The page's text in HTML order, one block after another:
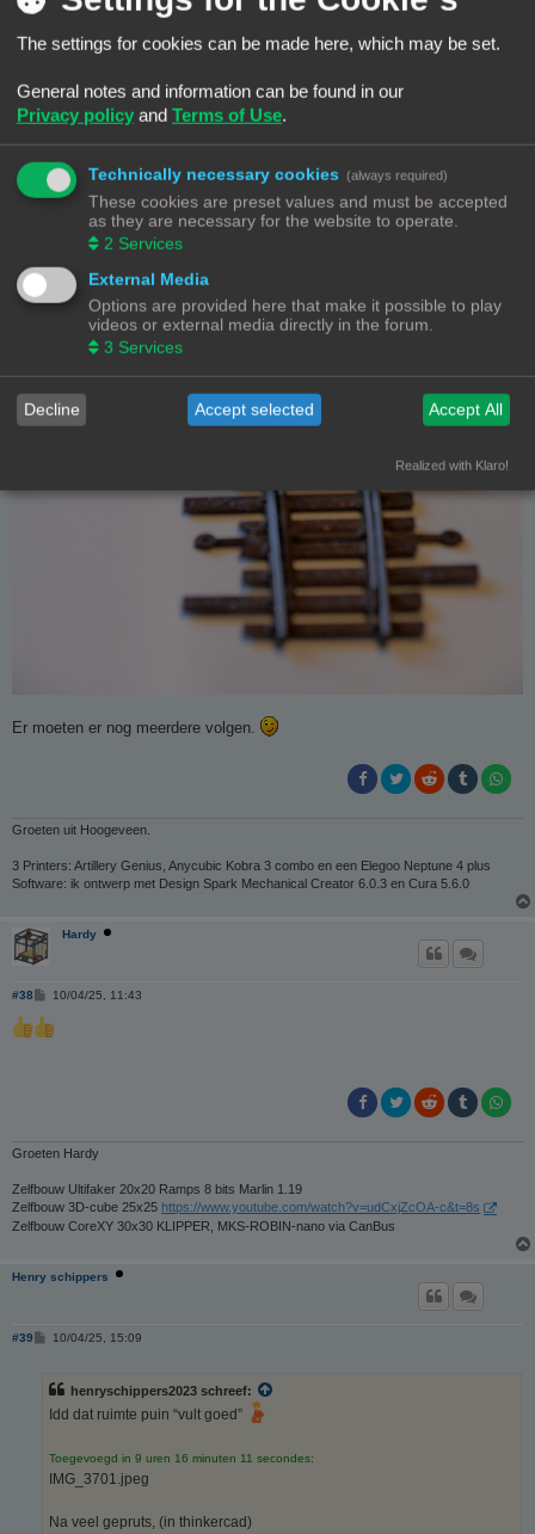
Er moeten er nog meerdere volgen.
Groeten uit Hoogeveen.
3 Printers: Artillery Genius, Anycubic Kobra 3 combo en een Elegoo Neptune 4 plus
Software: ik ontwerp met Design Spark Mechanical Creator 6.0.3 en Cura 5.6.0
Hardy
#38
B
r
i
10/04/25, 11:43
Groeten Hardy
Zelfbouw Ultifaker 20x20 Ramps 8 bits Marlin 1.19
Zelfbouw 3D-cube 25x25 https://www.youtube.com/watch?v=udCxjZcOA-c&t=8s
Zelfbouw CoreXY 30x30 KLIPPER, MKS-ROBIN-nano via CanBus
Henry schippers
#39
B
c
h
t
10/04/25, 15:09
henryschippers2023 schreef:
Idd dat ruimte puin “vult goed”
Toegevoegd in 9 uren 16 minuten 11 secondes:
IMG_3701.jpeg
Na veel gepruts, (in thinkercad)
The settings for cookies can be made here, which may be set.
General notes and information can be found in our
Privacy policy and Terms of Use.
Technically necessary cookies (always required)
These cookies are preset values and must be accepted
as they are necessary for the website to operate.
2 Services
External Media
Options are provided here that make it possible to play
videos or external media directly in the forum.
3 Services
Decline Accept selected Accept All
Realized with Klaro!